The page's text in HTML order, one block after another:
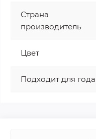
Страна
производитель
Цвет
Подходит для года